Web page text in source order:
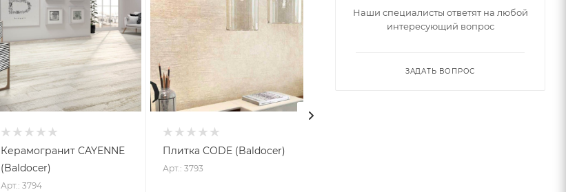
Керамогранит CAYENNE
(Baldocer)
Арт.: 3794
Плитка CODE (Baldocer)
Арт.: 3793
Наши специалисты ответят на любой
интересующий вопрос
ЗАДАТЬ ВОПРОС